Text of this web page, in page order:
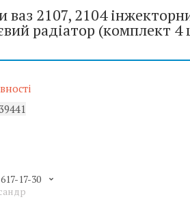
ваз 2107, 2104
радіатор (комплект
17-30